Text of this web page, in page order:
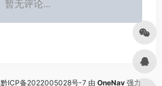
暂无评论...
黔ICP备2022005028号-7 由 OneNav 强力